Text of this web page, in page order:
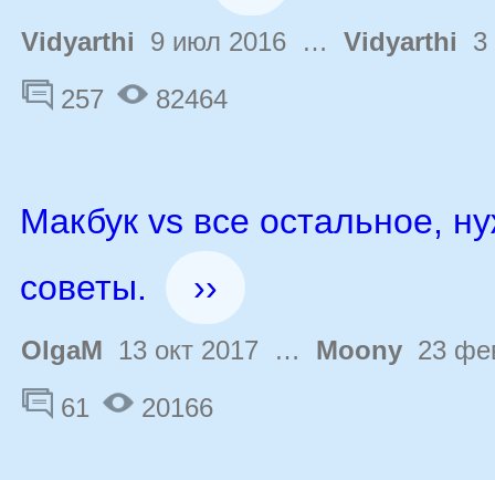
Vidyarthi 9 июл 2016 … Vidyarthi 3
257
82464
Макбук vs все остальное,
советы.
››
OlgaM 13 окт 2017 … Moony 23
61
20166